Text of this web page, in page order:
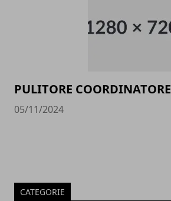
PULITORE COORDINATORE
05/11/2024
CATEGORIE